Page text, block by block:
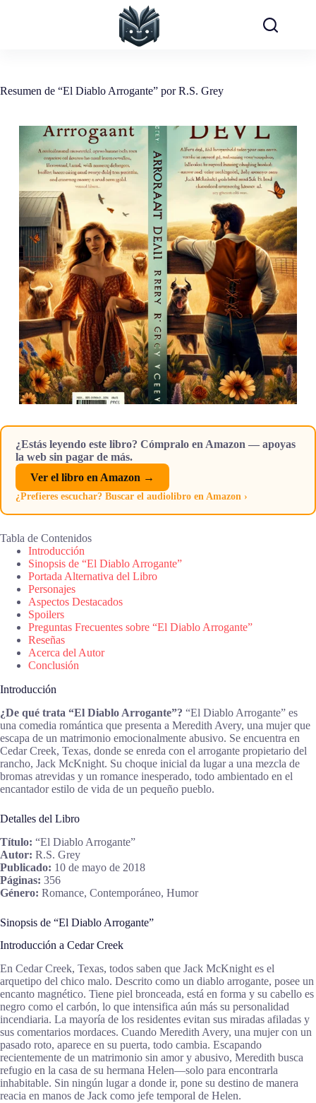
Resumen de “El Diablo Arrogante” por R.S. Grey
¿Estás leyendo este libro? Cómpralo en Amazon — apoyas
la web sin pagar de más.
Ver el libro en Amazon →
¿Prefieres escuchar? Buscar el audiolibro en Amazon ›
Tabla de Contenidos
Introducción
Sinopsis de “El Diablo Arrogante”
Portada Alternativa del Libro
Personajes
Aspectos Destacados
Spoilers
Preguntas Frecuentes sobre “El Diablo Arrogante”
Reseñas
Acerca del Autor
Conclusión
Introducción
¿De qué trata “El Diablo Arrogante”? “El Diablo Arrogante” es
una comedia romántica que presenta a Meredith Avery, una mujer que
escapa de un matrimonio emocionalmente abusivo. Se encuentra en
Cedar Creek, Texas, donde se enreda con el arrogante propietario del
rancho, Jack McKnight. Su choque inicial da lugar a una mezcla de
bromas atrevidas y un romance inesperado, todo ambientado en el
encantador estilo de vida de un pequeño pueblo.
Detalles del Libro
Título: “El Diablo Arrogante”
Autor: R.S. Grey
Publicado: 10 de mayo de 2018
Páginas: 356
Género: Romance, Contemporáneo, Humor
Sinopsis de “El Diablo Arrogante”
Introducción a Cedar Creek
En Cedar Creek, Texas, todos saben que Jack McKnight es el
arquetipo del chico malo. Descrito como un diablo arrogante, posee un
encanto magnético. Tiene piel bronceada, está en forma y su cabello es
negro como el carbón, lo que intensifica aún más su personalidad
incendiaria. La mayoría de los residentes evitan sus miradas afiladas y
sus comentarios mordaces. Cuando Meredith Avery, una mujer con un
pasado roto, aparece en su puerta, todo cambia. Escapando
recientemente de un matrimonio sin amor y abusivo, Meredith busca
refugio en la casa de su hermana Helen—solo para encontrarla
inhabitable. Sin ningún lugar a donde ir, pone su destino de manera
reacia en manos de Jack como jefe temporal de Helen.